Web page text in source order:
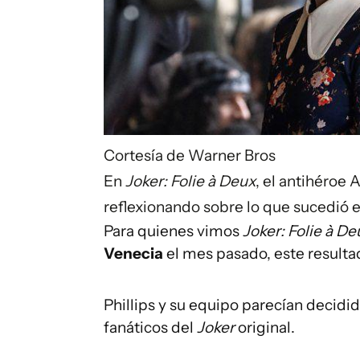
Cortesía de Warner Bros
En Joker: Folie à Deux, el antihéroe
reflexionando sobre lo que sucedió
Para quienes vimosJoker: Folie à
Venecia el mes pasado, este
Phillips y su equipo parecían
fanáticos del Jokeroriginal.